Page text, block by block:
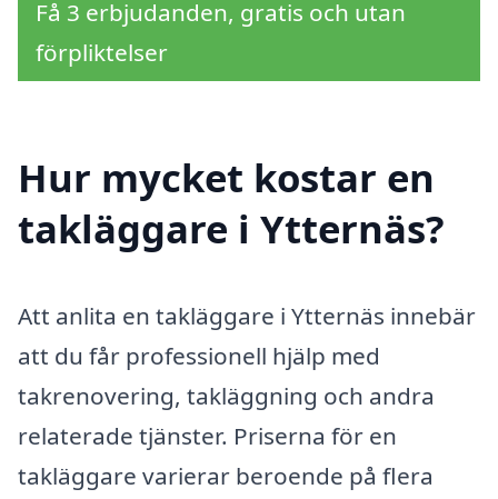
Få 3 erbjudanden, gratis och utan
förpliktelser
Hur mycket kostar en
takläggare i Ytternäs?
Att anlita en takläggare i Ytternäs innebär
att du får professionell hjälp med
takrenovering, takläggning och andra
relaterade tjänster. Priserna för en
takläggare varierar beroende på flera